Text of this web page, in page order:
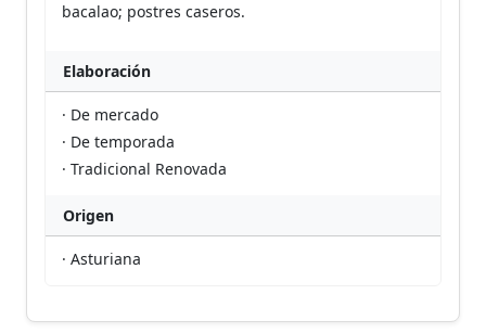
bacalao; postres caseros.
Elaboración
· De mercado
· De temporada
· Tradicional Renovada
Origen
· Asturiana